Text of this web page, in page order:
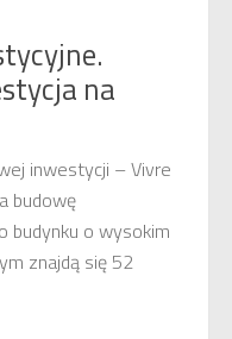
na
inwestycji – Vivre
budowę
budynku o wysokim
znajdą się 52